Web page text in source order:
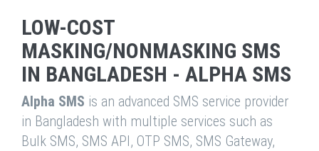
LOW-COST
MASKING/NONMASKING SMS
IN BANGLADESH - ALPHA SMS
Alpha SMS is an advanced SMS service provider
in Bangladesh with multiple services such as
Bulk SMS, SMS API, OTP SMS, SMS Gateway,